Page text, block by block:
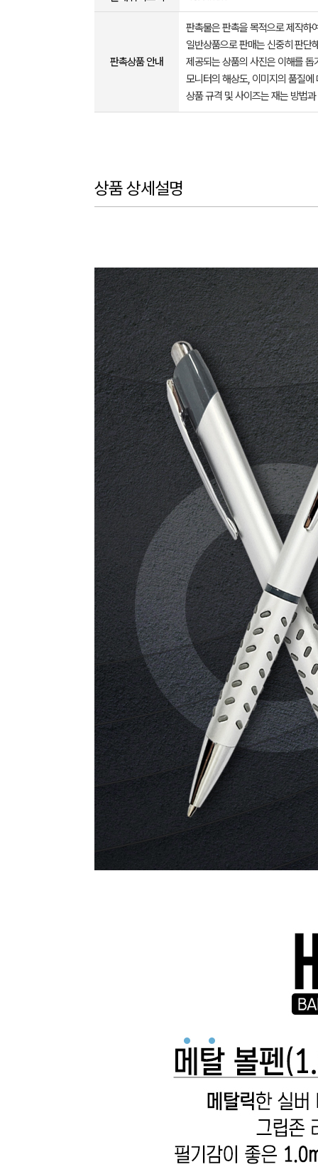
판촉상품 안내
판촉물은 판촉을 목적으로 제작하
일반상품으로 판매는 신중히 판단
제공되는 상품의 사진은 이해를
모니터의 해상도, 이미지의 품질
상품 규격 및 사이즈는 재는 방법
상품 상세설명